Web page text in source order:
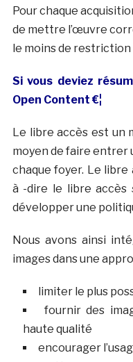
Pour chaque
de mettre l’œuvre
le moins de restriction
Si vous deviez
Open Content €¦
Le libre accès est un
moyen de faire entrer
chaque foyer. Le libre
à -dire le libre accès
développer une
Nous avons ainsi
images dans une
limiter le plus
fournir des
haute qualité
encourager